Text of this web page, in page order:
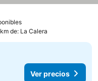
Ver precios
de: La Calera
Ver precios